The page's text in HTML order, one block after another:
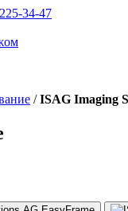
34-47
/ ISAG Imaging